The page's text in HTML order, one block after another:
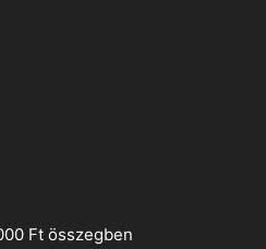
Ft összegben